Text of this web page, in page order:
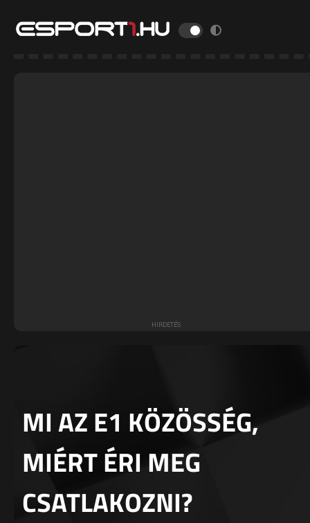
MI AZ E1 KÖZÖSSÉG,
MIÉRT ÉRI MEG
CSATLAKOZNI?